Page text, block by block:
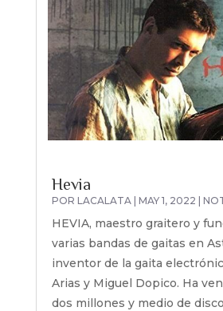
Hevia
POR LACALATA MAY 1, 2022
HEVIA, maestro graitero y
varias bandas de gaitas en
inventor de la gaita
Arias y Miguel Dopico. Ha
dos millones y medio de